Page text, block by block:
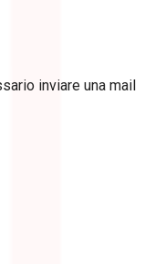
inviare una mail